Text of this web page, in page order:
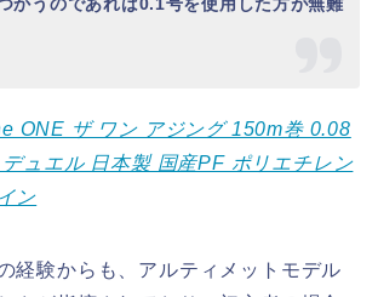
ONE ザ ワン アジング 150m巻 0.08
ュエル 日本製 国産PF ポリエチレン
ン
経験からも、アルティメットモデル